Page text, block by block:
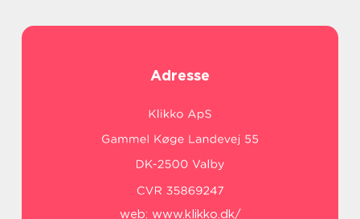
Adresse
web: www.klikko.dk/